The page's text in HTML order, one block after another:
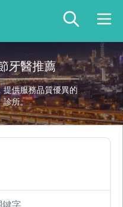
牙醫推薦
提供服務品質優異的
診所。
鍵字